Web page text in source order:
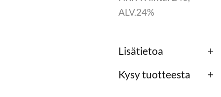
ALV.24%
Lisätietoa
Kysy tuotteesta